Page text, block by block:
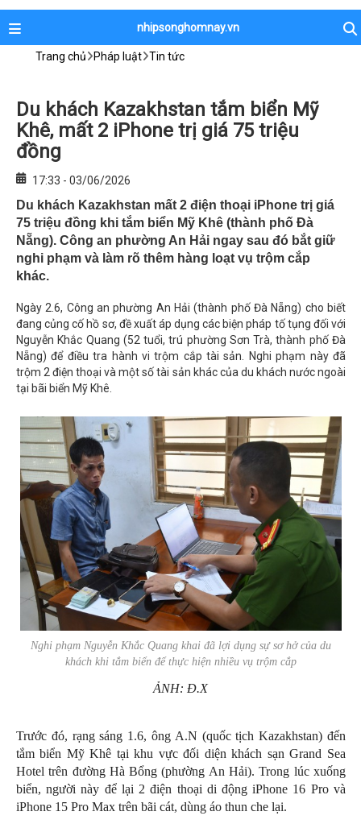
nhipsonghomnay.vn
Trang chủ Pháp luật Tin tức
Du khách Kazakhstan tắm biển Mỹ
Khê, mất 2 iPhone trị giá 75 triệu
đồng
17:33 - 03/06/2026
Du khách Kazakhstan mất 2 điện thoại iPhone trị giá
75 triệu đồng khi tắm biển Mỹ Khê (thành phố Đà
Nẵng). Công an phường An Hải ngay sau đó bắt giữ
nghi phạm và làm rõ thêm hàng loạt vụ trộm cắp
khác.
Ngày 2.6, Công an phường An Hải (thành phố Đà Nẵng) cho biết
đang củng cố hồ sơ, đề xuất áp dụng các biện pháp tố tụng đối với
Nguyễn Khắc Quang (52 tuổi, trú phường Sơn Trà, thành phố Đà
Nẵng) để điều tra hành vi trộm cắp tài sản. Nghi phạm này đã
trộm 2 điện thoại và một số tài sản khác của du khách nước ngoài
tại bãi biển Mỹ Khê.
Nghi phạm Nguyễn Khắc Quang khai đã lợi dụng sự sơ hở của du
khách khi tắm biển để thực hiện nhiều vụ trộm cắp
ẢNH: Đ.X
Trước đó, rạng sáng 1.6, ông A.N (quốc tịch Kazakhstan) đến
tắm biển Mỹ Khê tại khu vực đối diện khách sạn Grand Sea
Hotel trên đường Hà Bổng (phường An Hải). Trong lúc xuống
biển, người này để lại 2 điện thoại di động iPhone 16 Pro và
iPhone 15 Pro Max trên bãi cát, dùng áo thun che lại.